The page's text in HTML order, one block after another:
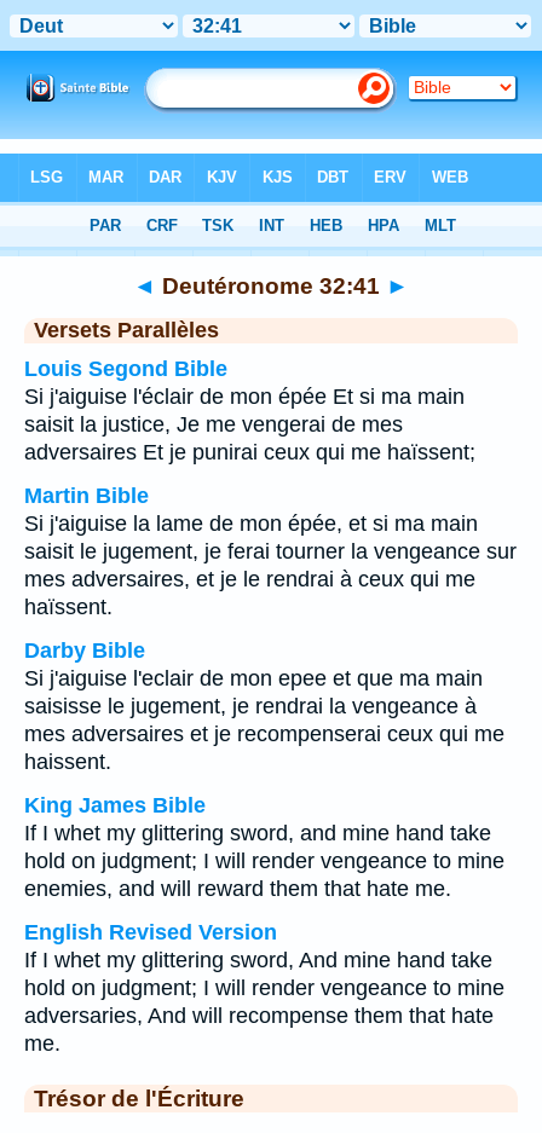
>Chapitre 32 > Verset 41
◄ Deutéronome 32:41 ►
Versets Parallèles
Louis Segond Bible
Si j'aiguise l'éclair de mon épée Et si ma main
saisit la justice, Je me vengerai de mes
adversaires Et je punirai ceux qui me haïssent;
Martin Bible
Si j'aiguise la lame de mon épée, et si ma main
saisit le jugement, je ferai tourner la vengeance sur
mes adversaires, et je le rendrai à ceux qui me
haïssent.
Darby Bible
Si j'aiguise l'eclair de mon epee et que ma main
saisisse le jugement, je rendrai la vengeance à
mes adversaires et je recompenserai ceux qui me
haissent.
King James Bible
If I whet my glittering sword, and mine hand take
hold on judgment; I will render vengeance to mine
enemies, and will reward them that hate me.
English Revised Version
If I whet my glittering sword, And mine hand take
hold on judgment; I will render vengeance to mine
adversaries, And will recompense them that hate
me.
Trésor de l'Écriture